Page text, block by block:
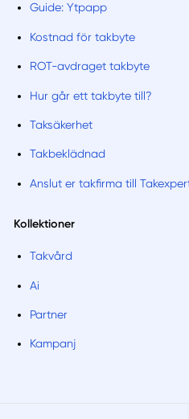
Guide: Ytpapp
Kostnad för takbyte
ROT-avdraget takbyte
Hur går ett takbyte till?
Taksäkerhet
Takbeklädnad
Anslut er takfirma till
Kollektioner
Takvård
Ai
Partner
Kampanj